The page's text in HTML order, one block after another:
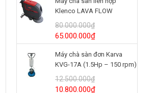
là:
1.950.000₫.
Klenco LAVA FLOW
(24V/125Ah)
80.000.000₫
Giá
gốc
là:
80.000.000₫.
65.000.000₫Giá
hiện
tại
là:
Máy chà sàn đơn Karva
KVG-17A (1.5Hp – 150 rpm)
12.500.000₫
Giá
10.800.000₫Giá